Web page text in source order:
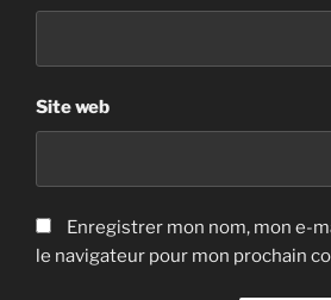
Site web
Enregistrer mon nom, mon e-
le navigateur pour mon prochain